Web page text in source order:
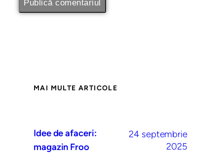
MAI MULTE ARTICOLE
Idee de afaceri:
magazin Froo
24 septembrie
2025